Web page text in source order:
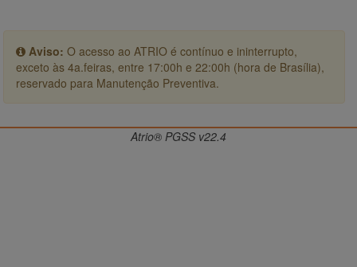
Aviso: O acesso ao ATRIO é contínuo e ininterrupto,
exceto às 4a.feiras, entre 17:00h e 22:00h (hora de Brasília),
reservado para Manutenção Preventiva.
Atrio® PGSS v22.4